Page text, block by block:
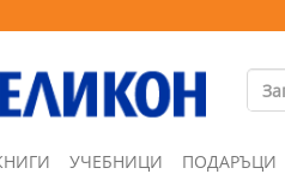
УЧЕБНИЦИ ПОДАРЪЦИ